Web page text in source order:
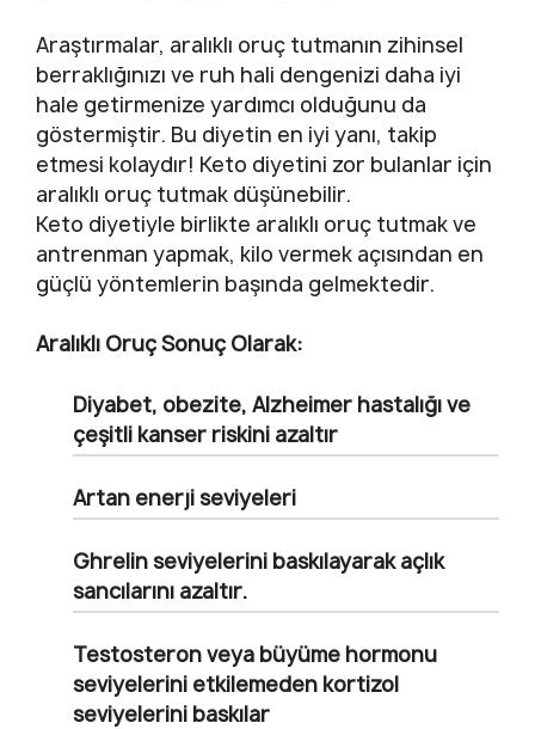
Araştırmalar, aralıklı oruç tutmanın zihinsel
berraklığınızı ve ruh hali dengenizi daha iyi
hale getirmenize yardımcı olduğunu da
göstermiştir. Bu diyetin en iyi yanı, takip
etmesi kolaydır! Keto diyetini zor bulanlar için
aralıklı oruç tutmak düşünebilir.
Keto diyetiyle birlikte aralıklı oruç tutmak ve
antrenman yapmak, kilo vermek açısından en
güçlü yöntemlerin başında gelmektedir.
Aralıklı Oruç Sonuç Olarak:
Diyabet, obezite, Alzheimer hastalığı ve
çeşitli kanser riskini azaltır
Artan enerji seviyeleri
Ghrelin seviyelerini baskılayarak açlık
sancılarını azaltır.
Testosteron veya büyüme hormonu
seviyelerini etkilemeden kortizol
seviyelerini baskılar